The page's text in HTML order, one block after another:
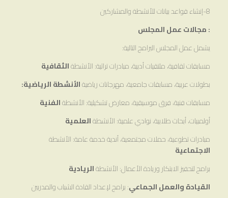
8-إنشاء قواعد بيانات للأنشطة والمشاركين
:مجالات عمل المجلس
يشمل عمل المجلس البرامج التالية:
مسابقات ثقافية، ملتقيات أدبية، مبادرات تراثية: الأنشطةالثقافية
بطولات عربية، مسابقات جامعية، مهرجانات رياضيةالأنشطة الرياضية:
مسابقات فنية، فرق موسيقية، معارض تشكيلية: الأنشطةالفنية
أولمبيات، أبحاث طلابية، نوادي علمية: الأنشطةالعلمية
مبادرات تطوعية، حملات مجتمعية، أندية خدمة عامة: الأنشطة
الاجتماعية
برامج لتحفيز الابتكار وريادة الأعمال: الأنشطةالريادية
القيادة والعمل الجماعي: برامج لإعداد القادة الشباب والمدربين